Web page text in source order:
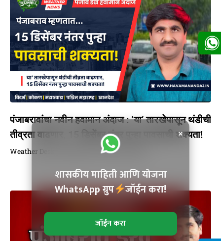
×
शासकीय माहिती आणि योजना
WhatsApp ग्रुप
जॉईन करा!
जॉईन करा
पंजाबरावांचा नवीन हवामान अंदाज : ‘या’ तारखेपासून थंडीची
तीव्रता वाढणार, 15 डिसेंबर नंतर पुन्हा पावसाची शक्यता!
Weather Desk December 9, 20249:46 PM